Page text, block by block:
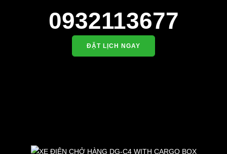
0932113677
ĐẶT LỊCH NGAY